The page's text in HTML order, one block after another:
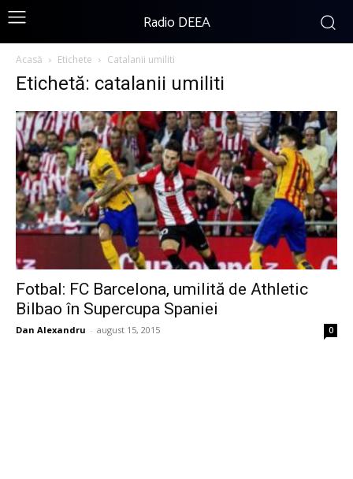
Radio DEEA
Acasă Etichete Catalanii umiliti
Etichetă: catalanii umiliti
Fotbal: FC Barcelona, umilită de Athletic
Bilbao în Supercupa Spaniei
Dan Alexandru - august 15, 2015 0